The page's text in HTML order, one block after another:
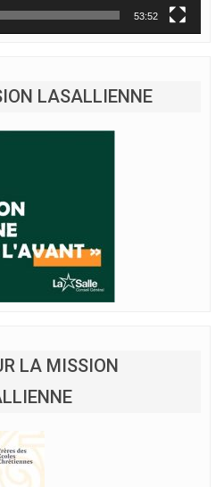
53:52
LASALLIENNE
LA MISSION